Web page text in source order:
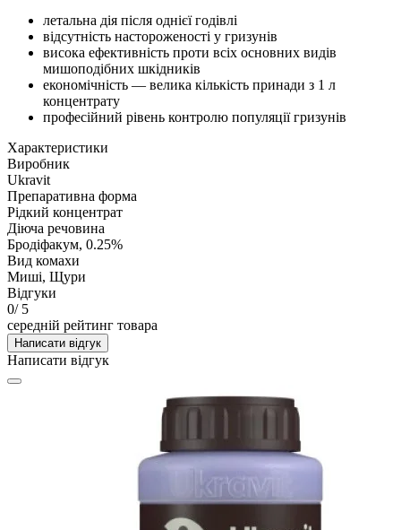
летальна дія після однієї годівлі
відсутність настороженості у гризунів
висока ефективність проти всіх основних видів
мишоподібних шкідників
економічність — велика кількість принади з 1 л
концентрату
професійний рівень контролю популяції гризунів
Характеристики
Виробник
Ukravit
Препаративна форма
Рідкий концентрат
Діюча речовина
Бродіфакум, 0.25%
Вид комахи
Миші, Щури
Відгуки
0/ 5
середній рейтинг товара
Написати відгук
Написати відгук